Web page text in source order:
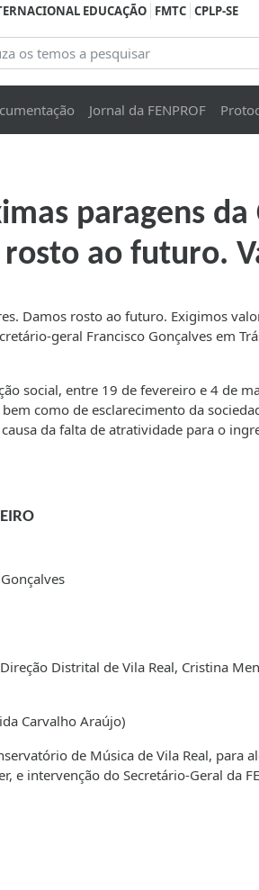
EDUCAÇÃO FMTC CPLP-SE
Jornal da FENPROF
paragens
ao futuro.
Damos rosto ao futuro. Exigimos
geral Francisco Gonçalves em
social, entre 19 de fevereiro e 4 de
como de esclarecimento da
da falta de atratividade para o
Distrital de Vila Real, Cristina
Carvalho Araújo)
de Música de Vila Real, para
e intervenção do Secretário-Geral da